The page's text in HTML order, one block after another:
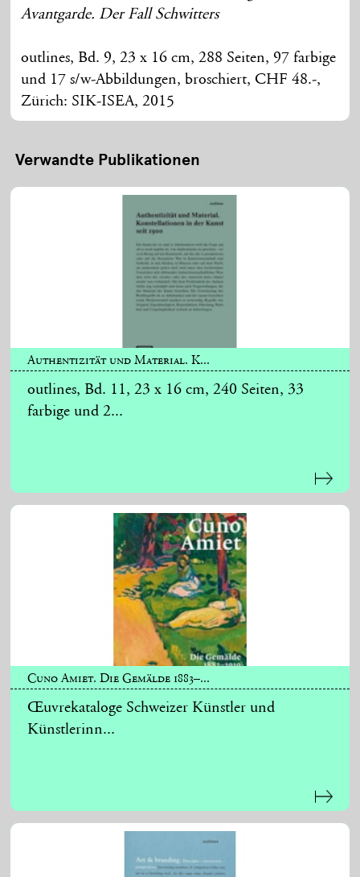
Avantgarde. Der Fall Schwitters
outlines, Bd. 9, 23 x 16 cm, 288 Seiten, 97 farbige
und 17 s/w-Abbildungen, broschiert, CHF 48.-,
Zürich: SIK-ISEA, 2015
Verwandte Publikationen
Authentizität und Material. K...
outlines, Bd. 11, 23 x 16 cm, 240 Seiten, 33
farbige und 2...
Cuno Amiet. Die Gemälde 1883–...
Œuvrekataloge Schweizer Künstler und
Künstlerinn...